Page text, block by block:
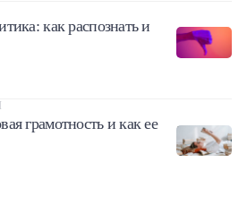
как распознать и
грамотность и как ее